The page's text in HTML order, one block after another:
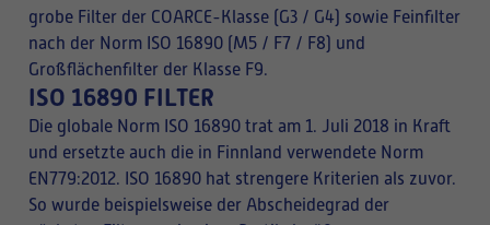
grobe Filter der COARCE-Klasse (G3 / G4) sowie Feinfilter
nach der Norm ISO 16890 (M5 / F7 / F8) und
Großflächenfilter der Klasse F9.
ISO 16890 FILTER
Die globale Norm ISO 16890 trat am 1. Juli 2018 in Kraft
und ersetzte auch die in Finnland verwendete Norm
EN779:2012. ISO 16890 hat strengere Kriterien als zuvor.
So wurde beispielsweise der Abscheidegrad der